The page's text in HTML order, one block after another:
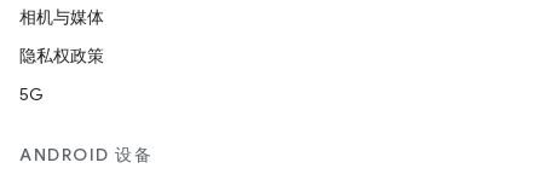
相机与媒体
隐私权政策
5G
ANDROID 设备